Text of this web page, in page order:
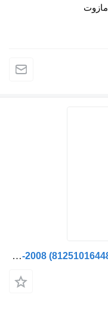
مصباح أمامي المصباح الأمامي الأيمن MAN TGA/TGS 2000-2008 (81251016448) لـ السيارات القاطرة MAN TGA/TGS 2000-2008